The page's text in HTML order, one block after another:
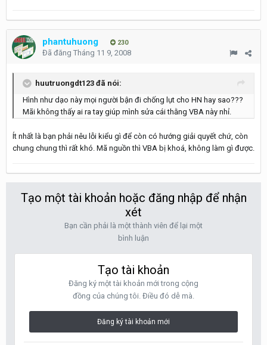
phantuhuong 230
Đã đăng Tháng 11 9, 2008
huutruongdt123 đã nói:
Hình như dạo này mọi người bận đi chống lụt cho HN hay sao???
Mãi không thấy ai ra tay giúp mình sửa cái thằng VBA này nhỉ.
Ít nhất là bạn phải nêu lỗi kiểu gì để còn có hướng giải quyết chứ, còn
chung chung thì rất khó. Mã nguồn thì VBA bị khoá, không làm gì được.
Tạo một tài khoản hoặc đăng nhập để nhận
xét
Bạn cần phải là một thành viên để lại một
bình luận
Tạo tài khoản
Đăng ký một tài khoản mới trong cộng
đồng của chúng tôi. Điều đó dễ mà.
Đăng ký tài khoản mới